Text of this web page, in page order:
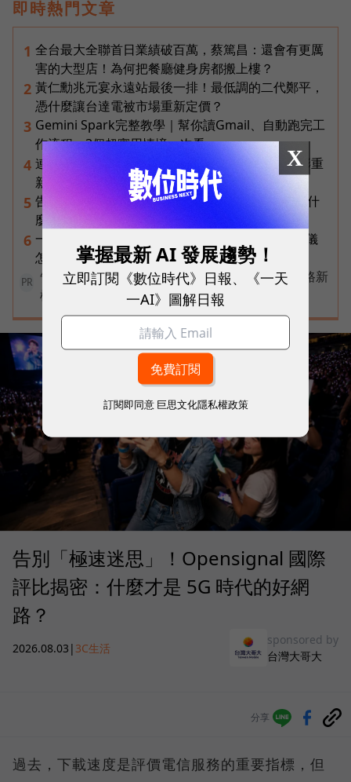
即時熱門文章
1 全台最大全聯首日業績破百萬，蔡篤昌：還會有更厲
害的大型店！為何把餐廳健身房都搬上樓？
2 黃仁勳兆元宴永遠站最後一排！最低調的二代鄭平，
憑什麼讓台達電被市場重新定價？
3 Gemini Spark完整教學｜幫你讀Gmail、自動跑完工
作流程，3個超實用情境一次看
4 連黃仁勳都叫年輕人當水電工！程世嘉：智慧通膨重
新定義「有價值的人」到底什麼樣子？
5 告別「極速迷思」！Opensignal 國際評比揭密：什
麼才是 5G 時代的好網路？
6 一張遺照「開口」說話，中間有8道關卡！翊嘉禮儀
怎麼做出AI告別式，讓逝者最後道別？
PR
告別極速迷思！台灣大哥大奪國際雙冠揭密好網路新
標準
告別「極速迷思」！Opensignal 國際
評比揭密：什麼才是 5G 時代的好網
路？
2026.08.03 | 3C生活
sponsored by
台灣大哥大
分享
過去，下載速度是評價電信服務的重要指標，但
X
掌握最新 AI 發展趨勢！
立即訂閱《數位時代》日報、《一天
一AI》圖解日報
訂閱即同意 巨思文化隱私權政策